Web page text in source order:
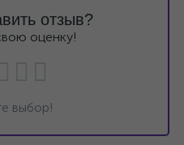
отзыв?
оценку!
выбор!